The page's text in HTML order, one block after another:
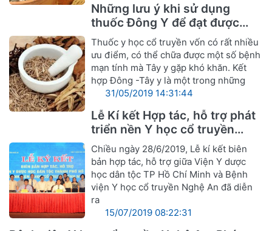
Những lưu ý khi sử dụng
thuốc Đông Y để đạt được
hiệu quả tốt nhất
Thuốc y học cổ truyền vốn có rất nhiều
ưu điểm, có thể chữa được một số bệnh
mạn tính mà Tây y gặp khó khăn. Kết
hợp Đông -Tây y là một trong những
31/05/2019 14:31:44
Lễ Kí kết Hợp tác, hỗ trợ phát
triển nền Y học cổ truyền
Nghệ An
Chiều ngày 28/6/2019, Lễ kí kết biên
bản hợp tác, hỗ trợ giữa Viện Y dược
học dân tộc TP Hồ Chí Minh và Bệnh
viện Y học cổ truyền Nghệ An đã diễn
ra
15/07/2019 08:22:31